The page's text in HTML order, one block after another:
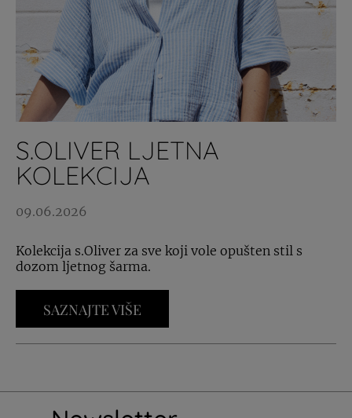
S.OLIVER LJETNA
KOLEKCIJA
09.06.2026
Kolekcija s.Oliver za sve koji vole opušten stil s
dozom ljetnog šarma.
SAZNAJTE VIŠE